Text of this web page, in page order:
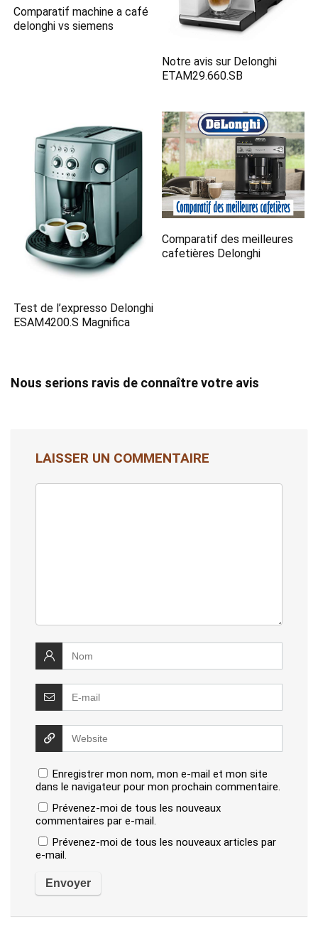
Comparatif machine a café
delonghi vs siemens
Notre avis sur Delonghi
ETAM29.660.SB
Test de l’expresso Delonghi
ESAM4200.S Magnifica
Comparatif des meilleures
cafetières Delonghi
Nous serions ravis de connaître votre avis
LAISSER UN COMMENTAIRE
Enregistrer mon nom, mon e-mail et mon site
dans le navigateur pour mon prochain commentaire.
Prévenez-moi de tous les nouveaux
commentaires par e-mail.
Prévenez-moi de tous les nouveaux articles par
e-mail.